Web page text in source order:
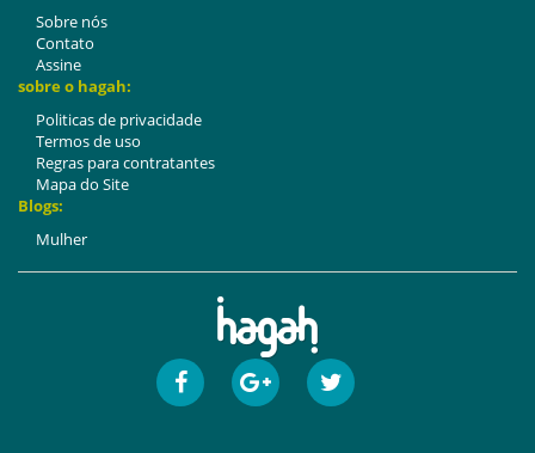
Sobre nós
Contato
Assine
sobre o hagah:
Politicas de privacidade
Termos de uso
Regras para contratantes
Mapa do Site
Blogs:
Mulher